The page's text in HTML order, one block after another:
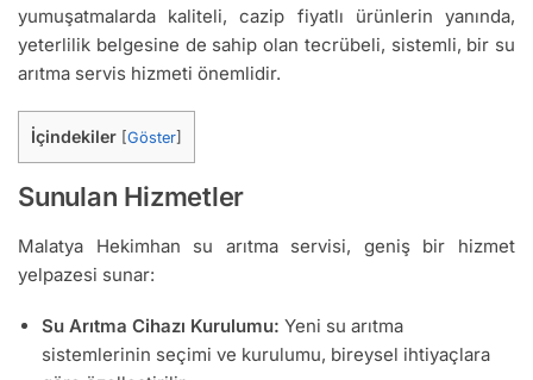
yumuşatmalarda kaliteli, cazip fiyatlı ürünlerin yanında,
yeterlilik belgesine de sahip olan tecrübeli, sistemli, bir su
arıtma servis hizmeti önemlidir.
İçindekiler [Göster]
Sunulan Hizmetler
Malatya Hekimhan su arıtma servisi, geniş bir hizmet
yelpazesi sunar:
Su Arıtma Cihazı Kurulumu: Yeni su arıtma
sistemlerinin seçimi ve kurulumu, bireysel ihtiyaçlara